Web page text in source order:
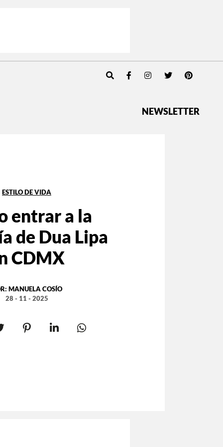
NEWSLETTER
ESTILO DE VIDA
entrar a la
de Dua Lipa
CDMX
MANUELA COSÍO
28 - 11 - 2025